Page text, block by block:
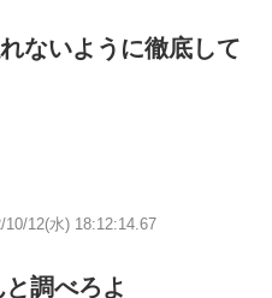
ないように徹底して
10/12(水) 18:12:14.67
調べろよ